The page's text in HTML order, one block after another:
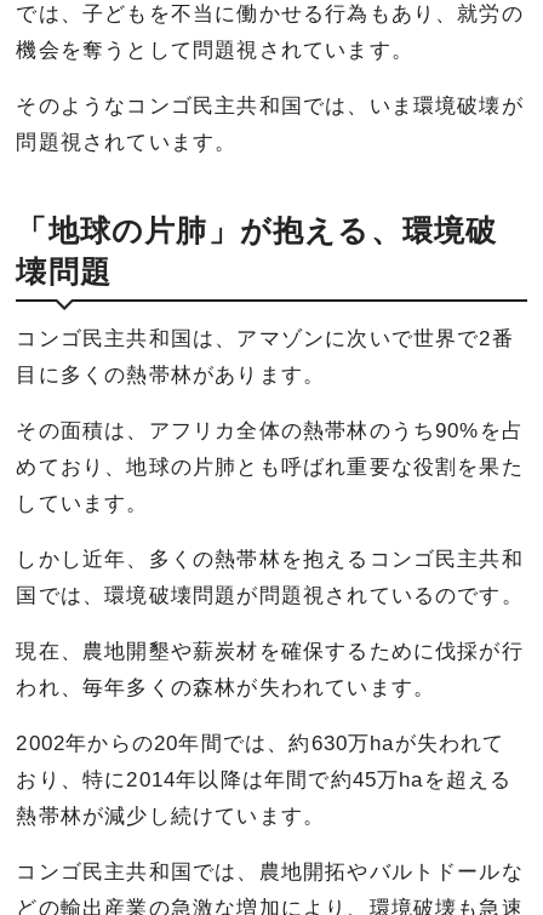
では、子どもを不当に働かせる行為もあり、就労の
機会を奪うとして問題視されています。
そのようなコンゴ民主共和国では、いま環境破壊が
問題視されています。
「地球の片肺」が抱える、環境破
壊問題
コンゴ民主共和国は、アマゾンに次いで世界で2番
目に多くの熱帯林があります。
その面積は、アフリカ全体の熱帯林のうち90%を占
めており、地球の片肺とも呼ばれ重要な役割を果た
しています。
しかし近年、多くの熱帯林を抱えるコンゴ民主共和
国では、環境破壊問題が問題視されているのです。
現在、農地開墾や薪炭材を確保するために伐採が行
われ、毎年多くの森林が失われています。
2002年からの20年間では、約630万haが失われて
おり、特に2014年以降は年間で約45万haを超える
熱帯林が減少し続けています。
コンゴ民主共和国では、農地開拓やバルトドールな
どの輸出産業の急激な増加により、環境破壊も急速